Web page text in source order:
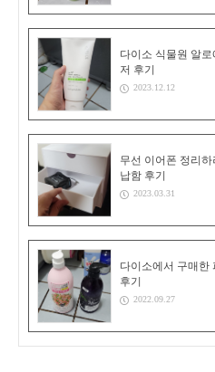
다이소 식물원 알
저 후기
2023.12.12
무선 이어폰 정리
납함 후기
2023.03.31
다이소에서 구매한
후기
2022.09.27